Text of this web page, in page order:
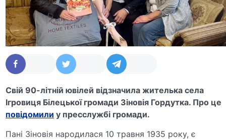
Свій 90-літній ювілей відзначила жителька села
Ігровиця Білецької громади Зіновія Гордутка. Про це
повідомили у пресслужбі громади.
Пані Зіновія народилася 10 травня 1935 року, є